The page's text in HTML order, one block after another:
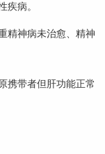
疾病。
精神病未治愈、精神
携带者但肝功能正常